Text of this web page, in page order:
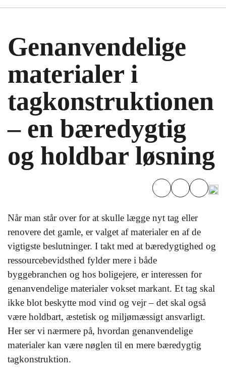
Genanvendelige
materialer i
tagkonstruktionen
– en bæredygtig
og holdbar løsning
Når man står over for at skulle lægge nyt tag eller
renovere det gamle, er valget af materialer en af de
vigtigste beslutninger. I takt med at bæredygtighed og
ressourcebevidsthed fylder mere i både
byggebranchen og hos boligejere, er interessen for
genanvendelige materialer vokset markant. Et tag skal
ikke blot beskytte mod vind og vejr – det skal også
være holdbart, æstetisk og miljømæssigt ansvarligt.
Her ser vi nærmere på, hvordan genanvendelige
materialer kan være nøglen til en mere bæredygtig
tagkonstruktion.